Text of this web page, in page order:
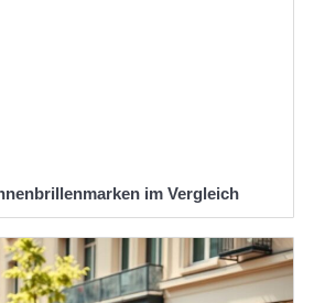
im Vergleich